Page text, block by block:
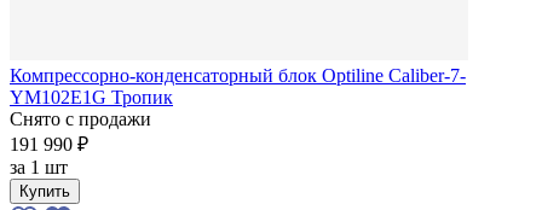
Компрессорно-конденсаторный блок Optiline Caliber-7-
YM102E1G Тропик
Снято с продажи
191 990 ₽
за 1 шт
Купить